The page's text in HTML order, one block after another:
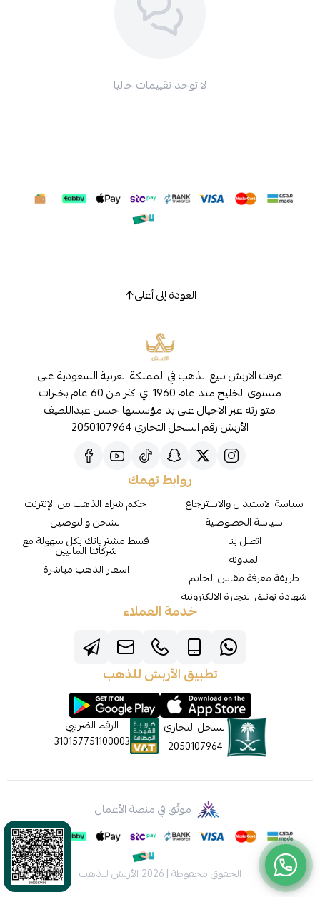
لا توجد تقييمات حاليا
العودة إلى أعلى
عرفت الاربش ببيع الذهب في المملكة العربية السعودية على
مستوى الخليج منذ عام 1960 اي اكثر من 60 عام بخبرات
متوارثه عبر الاجيال على يد مؤسسها حسن عبداللطيف
الأربش رقم السجل التجاري 2050107964
روابط تهمك
سياسة الاستبدال والاسترجاع
سياسة الخصوصية
اتصل بنا
المدونة
طريقة معرفة مقاس الخاتم
شهادة توثيق التجارة الالكترونية
حكم شراء الذهب من الإنترنت
الشحن والتوصيل
قسط مشترياتك بكل سهولة مع
شركائنا الماليين
اسعار الذهب مباشرة
خدمة العملاء
تطبيق الأربش للذهب
السجل التجاري
2050107964
الرقم الضريبي
310157751100003
موثّق في منصة الأعمال
الحقوق محفوظة | 2026 الأربش للذهب